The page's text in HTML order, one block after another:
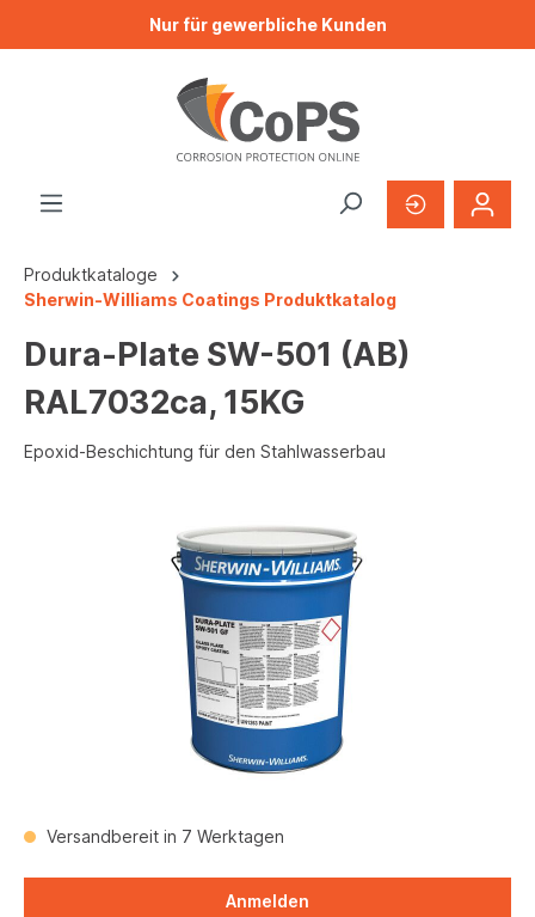
Nur für gewerbliche Kunden
Produktkataloge
Sherwin-Williams Coatings Produktkatalog
Dura-Plate SW-501 (AB)
RAL7032ca, 15KG
Epoxid-Beschichtung für den Stahlwasserbau
Versandbereit in 7 Werktagen
Anmelden